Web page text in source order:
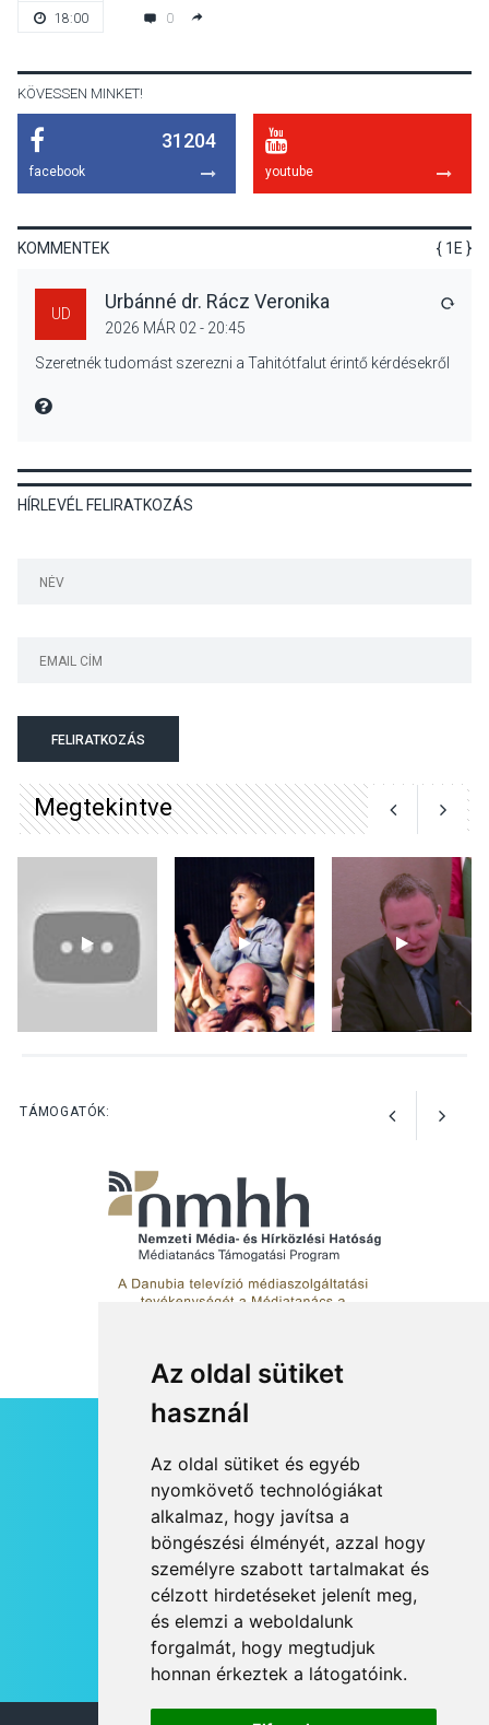
Az oldal sütiket
használ
Az oldal sütiket és egyéb
nyomkövető technológiákat
alkalmaz, hogy javítsa a
böngészési élményét, azzal hogy
személyre szabott tartalmakat és
célzott hirdetéseket jelenít meg,
és elemzi a weboldalunk
forgalmát, hogy megtudjuk
honnan érkeztek a látogatóink.
Megújulnak Szentendre
Kánikulában még
nyomában – Ingyenes
metakommunikációs
foglalkozások Szentendrén
KULTÚRA 2026 AUG 03
Az Ön fotója is bekerülhet a
WMO 2027-es naptárába
18:00 0
KÖVESSEN MINKET!
31204
facebook youtube
KOMMENTEK { 1E }
UD
Urbánné dr. Rácz Veronika
2026 MÁR 02 - 20:45
Szeretnék tudomást szerezni a Tahitótfalut érintő kérdésekről
MIRE MONDTA
HÍRLEVÉL FELIRATKOZÁS
FELIRATKOZÁS
Megtekintve
TÁMOGATÓK:
HÍRLEVÉL
RSS
JOGI NYILATKOZAT
KAPCSOLAT
OLDALTÉRKÉP
IMPRESSZUM
HÍR BEKÜLDÉSE